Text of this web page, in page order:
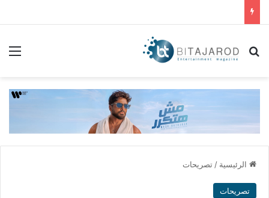
بحث عن
الرئيسية / تصريحات
تصريحات